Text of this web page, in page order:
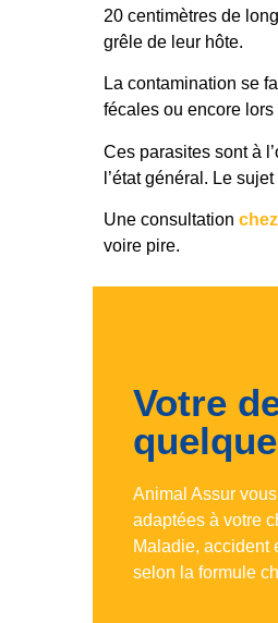
20 centimètres de
grêle de leur hôte.
La contamination se
fécales ou encore
Ces parasites sont à
l’état général. Le
Une consultation
voire pire.
Votre
Animal Assur
adaptées à votre
Maladie, accident
selon la formule